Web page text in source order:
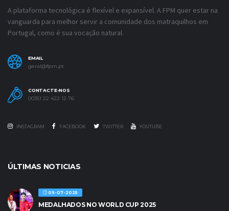
A plataforma tecnológica é flexível e expansível. A FPM quer estar na
vanguarda para melhor servir a comunidade dos matraquilhos em
Portugal, como é sua vocação natural.
EMAIL
geral@fpm.pt
CONTACTE-NOS
00351 22 422 12 76
INSTAGRAM FACEBOOK TWITTER YOUTUBE
ÚLTIMAS NOTICIAS
09-07-2025
MEDALHADOS NO WORLD CUP 2025